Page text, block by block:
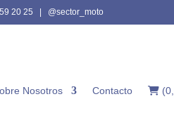
20 25 @sector_moto
Nosotros Contacto (